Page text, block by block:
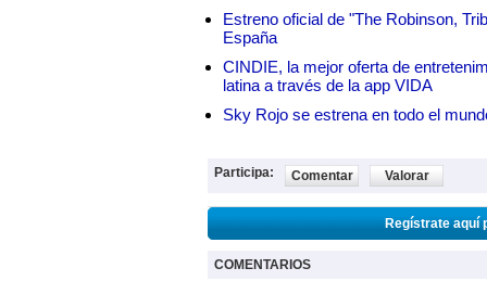
Estreno oficial de "The Robinson,
España
CINDIE, la mejor oferta de
latina a través de la app VIDA
Sky Rojo se estrena en todo el
Participa: Comentar Valorar
Regístrate aquí
COMENTARIOS